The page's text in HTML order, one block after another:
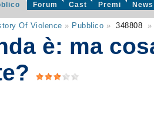
Forum Cast Premi News
Of Violence » Pubblico » 348808 »
è: ma